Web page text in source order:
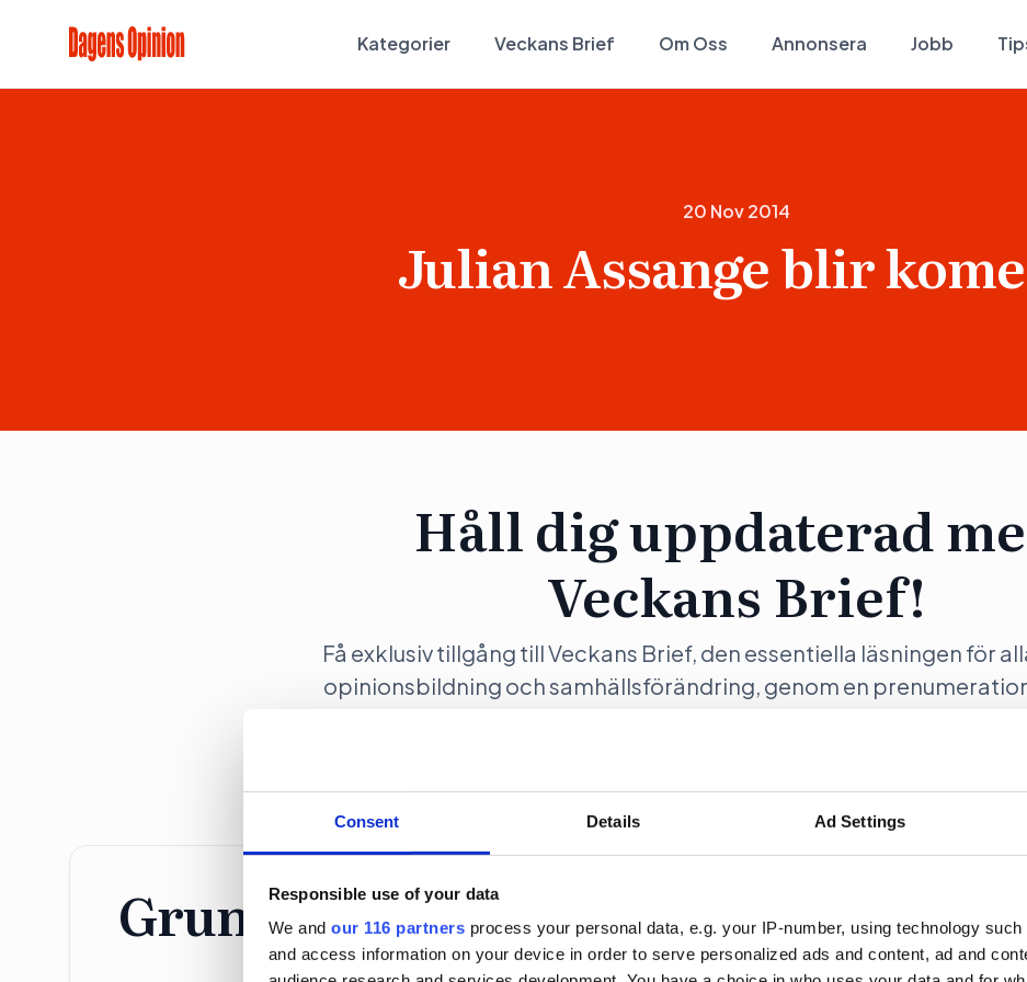
Consent Details Ad Settings
Responsible use of your data
We and our 116 partners process your personal data, e.g. your IP-number, using technology
and access information on your device in order to serve personalized ads and content, ad and
Kategorier Veckans Brief Om Oss Annonsera Jobb
20 Nov 2014
Julian Assange blir
Håll dig uppdaterad
Veckans Brief!
Få exklusiv tillgång till Veckans Brief, den essentiella läsningen för
opinionsbildning och samhällsförändring, genom en
Grundprenumeration